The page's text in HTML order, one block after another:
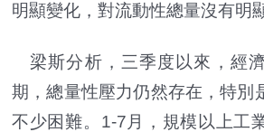
明顯變化，對流動性總量沒有明
梁斯分析，三季度以來，經
期，總量性壓力仍然存在，特別
不少困難。1-7月，規模以上工